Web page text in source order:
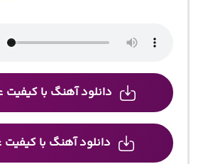
دانلود آهنگ با کیفیت
دانلود آهنگ با کیفیت